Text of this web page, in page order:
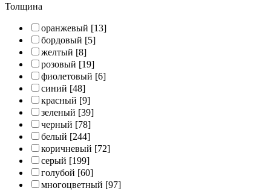
Толщина
оранжевый [13]
бордовый [5]
желтый [8]
розовый [19]
фиолетовый [6]
синий [48]
красный [9]
зеленый [39]
черный [78]
белый [244]
коричневый [72]
серый [199]
голубой [60]
многоцветный [97]